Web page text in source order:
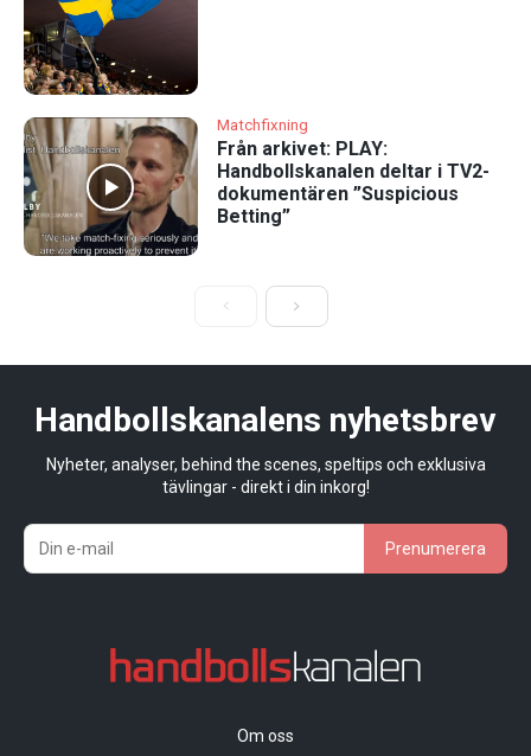
Matchfixning
Från arkivet: PLAY:
Handbollskanalen deltar i TV2-
dokumentären ”Suspicious
Betting”
Handbollskanalens nyhetsbrev
Nyheter, analyser, behind the scenes, speltips och exklusiva
tävlingar - direkt i din inkorg!
Prenumerera
Om oss